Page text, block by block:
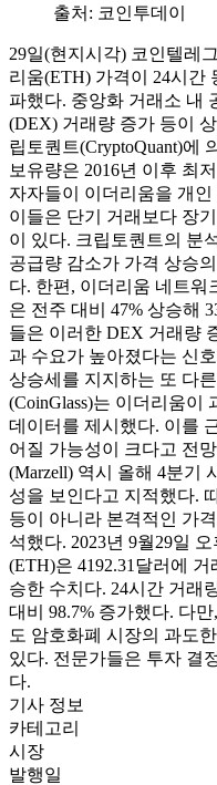
출처: 코인투데이
29일(현지시각) 코인텔레
리움(ETH) 가격이 24시간
파했다. 중앙화 거래소 내
(DEX) 거래량 증가 등이
립토퀀트(CryptoQuant)에
보유량은 2016년 이후 최
자자들이 이더리움을 개
이들은 단기 거래보다 장
이 있다. 크립토퀀트의 분
공급량 감소가 가격 상승
다. 한편, 이더리움 네트
은 전주 대비 47% 상승해
들은 이러한 DEX 거래량
과 수요가 높아졌다는 신
상승세를 지지하는 또 다
(CoinGlass)는 이더리움이
데이터를 제시했다. 이를
어질 가능성이 크다고 전
(Marzell) 역시 올해 4분기
성을 보인다고 지적했다.
등이 아니라 본격적인 가
석했다. 2023년 9월29일
(ETH)은 4192.31달러에
승한 수치다. 24시간 거래
대비 98.7% 증가했다. 다
도 암호화폐 시장의 과도
있다. 전문가들은 투자 결
다.
기사 정보
카테고리
시장
발행일